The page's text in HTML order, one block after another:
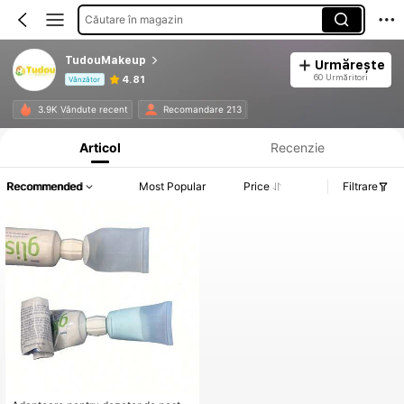
Căutare în magazin
TudouMakeup
Vânzător 4.81
Urmărește
60 Urmăritori
3.9K Vândute recent Recomandare 213
Informații despre produs: Divulgarea prețului, detalii privind vânzările și stocul.
Articol Recenzie
Recommended Most Popular Price Filtrare